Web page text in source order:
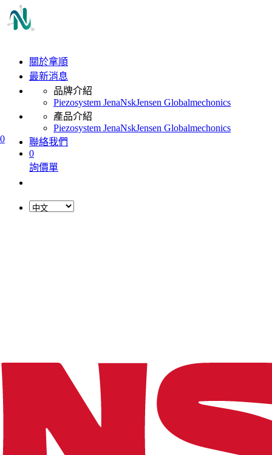
0
關於拿順
最新消息
品牌介紹
Piezosystem JenaNskJensen Globalmechonics
產品介紹
Piezosystem JenaNskJensen Globalmechonics
聯絡我們
0
詢價單